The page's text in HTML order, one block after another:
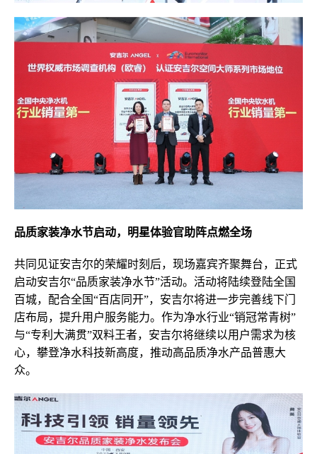
品质家装净水节启动，明星体验官助阵点燃全场
共同见证安吉尔的荣耀时刻后，现场嘉宾齐聚舞台，正式
启动安吉尔“品质家装净水节”活动。活动将陆续登陆全国
百城，配合全国“百店同开”，安吉尔将进一步完善线下门
店布局，提升用户服务能力。作为净水行业“销冠常青树”
与“专利大满贯”双料王者，安吉尔将继续以用户需求为核
心，攀登净水科技新高度，推动高品质净水产品普惠大
众。